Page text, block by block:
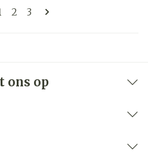
Pagina's
lees momenteel pagina
Pagina
2 Pagina
3
ons op